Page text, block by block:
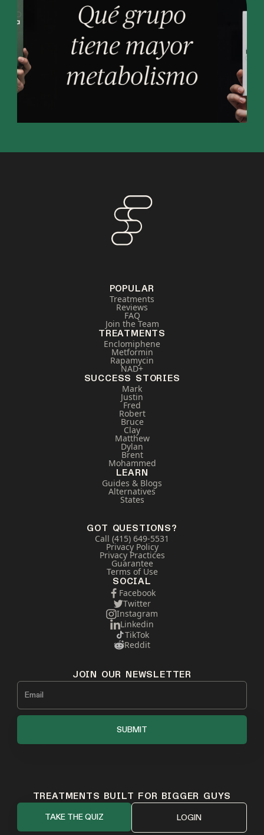
POPULAR
Treatments
Reviews
FAQ
Join the Team
TREATMENTS
Enclomiphene
Metformin
Rapamycin
NAD+
SUCCESS STORIES
Mark
Justin
Fred
Robert
Bruce
Clay
Matthew
Dylan
Brent
Mohammed
LEARN
Guides & Blogs
Alternatives
States
GOT QUESTIONS?
Call (415) 649-5531
Privacy Policy
Privacy Practices
Guarantee
Terms of Use
SOCIAL
Facebook
Twitter
Instagram
Linkedin
TikTok
Reddit
JOIN OUR NEWSLETTER
TREATMENTS BUILT FOR BIGGER GUYS
TAKE THE QUIZ LOGIN